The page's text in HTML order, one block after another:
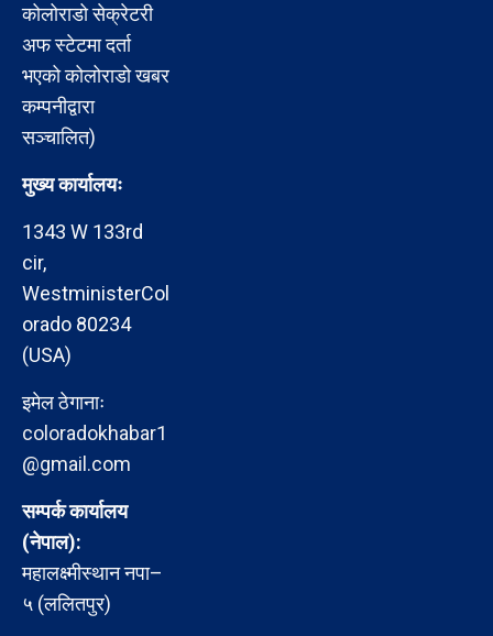
कोलोराडो सेक्रेटरी
अफ स्टेटमा दर्ता
भएको कोलोराडो खबर
कम्पनीद्वारा
सञ्चालित)
मुख्य कार्यालयः
1343 W 133rd
cir,
WestministerCol
orado 80234
(USA)
इमेल ठेगानाः
coloradokhabar1
@gmail.com
सम्पर्क कार्यालय
(नेपाल):
महालक्ष्मीस्थान नपा–
५ (ललितपुर)